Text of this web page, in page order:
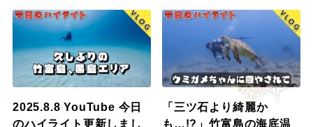
2025.8.8 YouTube 今日
のハイライト更新しまし
「三ツ石より綺麗か
も…!?」竹富島の海底温